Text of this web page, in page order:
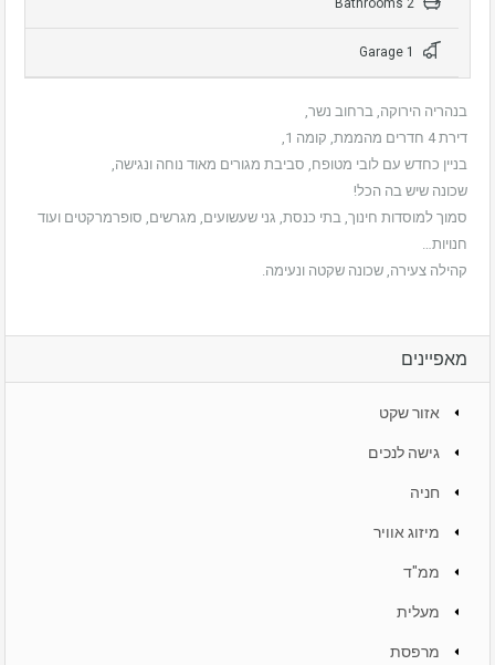
בנהריה הירוקה, ברחוב נשר,
דירת 4 חדרים מהממת, קומה 1,
בניין כחדש עם לובי מטופח, סביבת מגורים מאוד נוחה ונגישה,
שכונה שיש בה הכל!
סמוך למוסדות חינוך, בתי כנסת, גני שעשועים, מגרשים, סופרמרקטים ועוד
חנויות…
קהילה צעירה, שכונה שקטה ונעימה.
מאפיינים
אזור שקט
גישה לנכים
חניה
מיזוג אוויר
ממ"ד
מעלית
מרפסת